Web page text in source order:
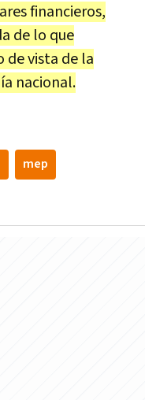
financieros,
de lo que
de vista de la
nacional.
mep